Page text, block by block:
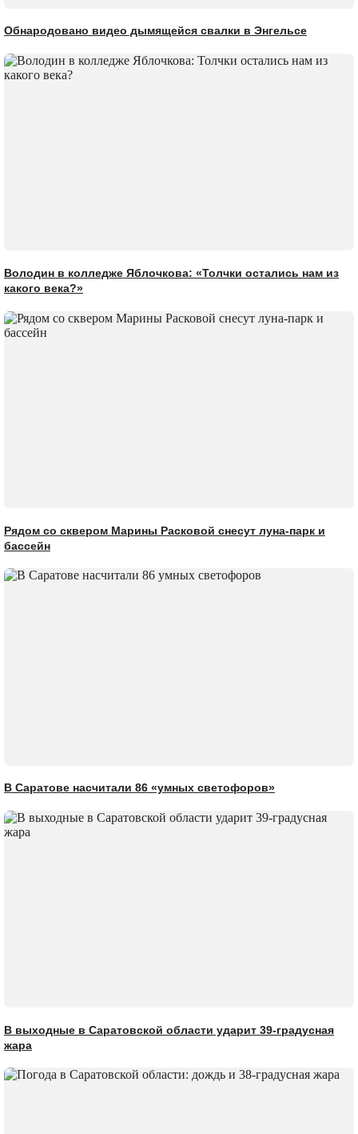
Обнародовано видео дымящейся свалки в Энгельсе
Володин в колледже Яблочкова: «Толчки остались нам из
какого века?»
Рядом со сквером Марины Расковой снесут луна-парк и
бассейн
В Саратове насчитали 86 «умных светофоров»
В выходные в Саратовской области ударит 39-градусная
жара